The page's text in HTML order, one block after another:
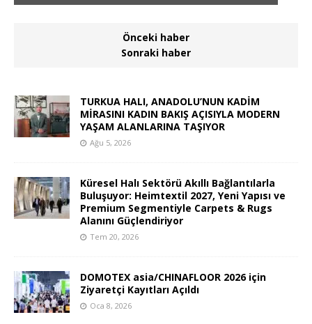
Önceki haber
Sonraki haber
TURKUA HALI, ANADOLU’NUN KADİM
MİRASINI KADIN BAKIŞ AÇISIYLA MODERN
YAŞAM ALANLARINA TAŞIYOR
Ağu 5, 2026
Küresel Halı Sektörü Akıllı Bağlantılarla
Buluşuyor: Heimtextil 2027, Yeni Yapısı ve
Premium Segmentiyle Carpets & Rugs
Alanını Güçlendiriyor
Tem 20, 2026
DOMOTEX asia/CHINAFLOOR 2026 için
Ziyaretçi Kayıtları Açıldı
Oca 8, 2026